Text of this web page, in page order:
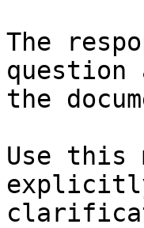
The
question
the
Use this